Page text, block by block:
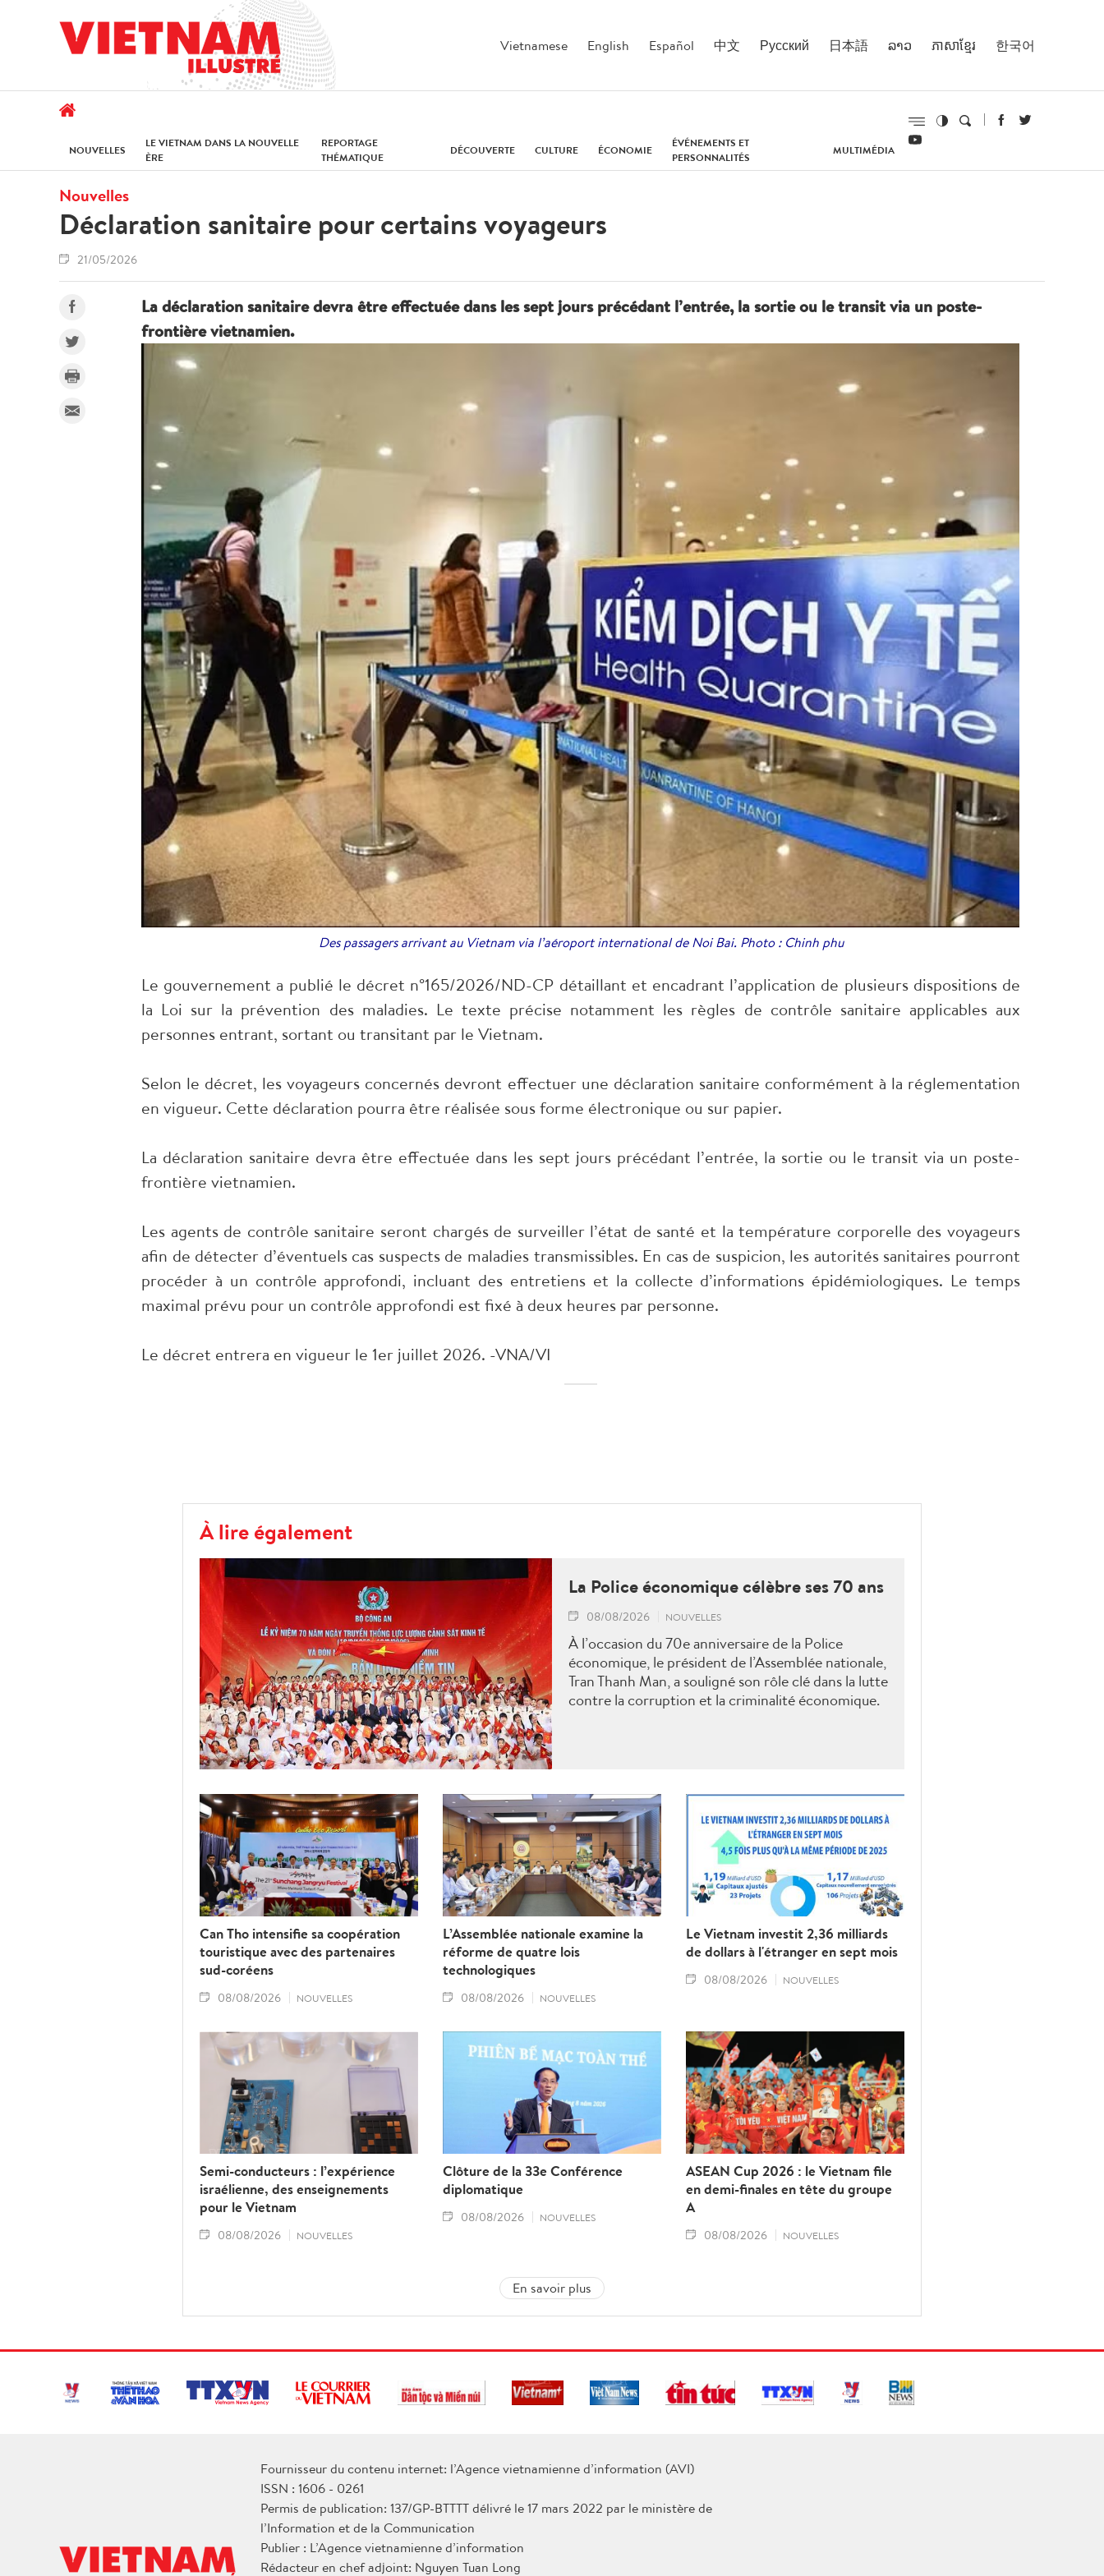
Vietnamese English Español 中文 Русский 日本語 ລາວ ភាសាខ្មែរ 한국어
NOUVELLES
LE VIETNAM DANS LA NOUVELLE
ÈRE
REPORTAGE
THÉMATIQUE
DÉCOUVERTE CULTURE ÉCONOMIE
ÉVÉNEMENTS ET
PERSONNALITÉS
MULTIMÉDIA
Nouvelles
Déclaration sanitaire pour certains voyageurs
21/05/2026
La déclaration sanitaire devra être effectuée dans les sept jours précédant l’entrée, la sortie ou le transit via un poste-
frontière vietnamien.
Des passagers arrivant au Vietnam via l’aéroport international de Noi Bai. Photo : Chinh phu
Le gouvernement a publié le décret n°165/2026/ND-CP détaillant et encadrant l’application de plusieurs dispositions de
la Loi sur la prévention des maladies. Le texte précise notamment les règles de contrôle sanitaire applicables aux
personnes entrant, sortant ou transitant par le Vietnam.
Selon le décret, les voyageurs concernés devront effectuer une déclaration sanitaire conformément à la réglementation
en vigueur. Cette déclaration pourra être réalisée sous forme électronique ou sur papier.
La déclaration sanitaire devra être effectuée dans les sept jours précédant l’entrée, la sortie ou le transit via un poste-
frontière vietnamien.
Les agents de contrôle sanitaire seront chargés de surveiller l’état de santé et la température corporelle des voyageurs
afin de détecter d’éventuels cas suspects de maladies transmissibles. En cas de suspicion, les autorités sanitaires pourront
procéder à un contrôle approfondi, incluant des entretiens et la collecte d’informations épidémiologiques. Le temps
maximal prévu pour un contrôle approfondi est fixé à deux heures par personne.
Le décret entrera en vigueur le 1er juillet 2026. -VNA/VI
À lire également
La Police économique célèbre ses 70 ans
08/08/2026 NOUVELLES
À l’occasion du 70e anniversaire de la Police
économique, le président de l’Assemblée nationale,
Tran Thanh Man, a souligné son rôle clé dans la lutte
contre la corruption et la criminalité économique.
Can Tho intensifie sa coopération
touristique avec des partenaires
sud-coréens
08/08/2026 NOUVELLES
L’Assemblée nationale examine la
réforme de quatre lois
technologiques
08/08/2026 NOUVELLES
Le Vietnam investit 2,36 milliards
de dollars à l'étranger en sept mois
08/08/2026 NOUVELLES
Semi-conducteurs : l’expérience
israélienne, des enseignements
pour le Vietnam
08/08/2026 NOUVELLES
Clôture de la 33e Conférence
diplomatique
08/08/2026 NOUVELLES
ASEAN Cup 2026 : le Vietnam file
en demi-finales en tête du groupe
A
08/08/2026 NOUVELLES
En savoir plus
Fournisseur du contenu internet: l’Agence vietnamienne d’information (AVI)
ISSN : 1606 - 0261
Permis de publication: 137/GP-BTTTT délivré le 17 mars 2022 par le ministère de
l’Information et de la Communication
Publier : L’Agence vietnamienne d’information
Rédacteur en chef adjoint: Nguyen Tuan Long